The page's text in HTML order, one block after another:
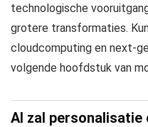
technologische
grotere transformaties.
cloudcomputing en next-
volgende hoofdstuk van
AI zal personalisatie